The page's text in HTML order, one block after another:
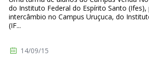
do Instituto Federal do Espírito Santo
intercâmbio no Campus Uruçuca, do
(IF...
14/09/15